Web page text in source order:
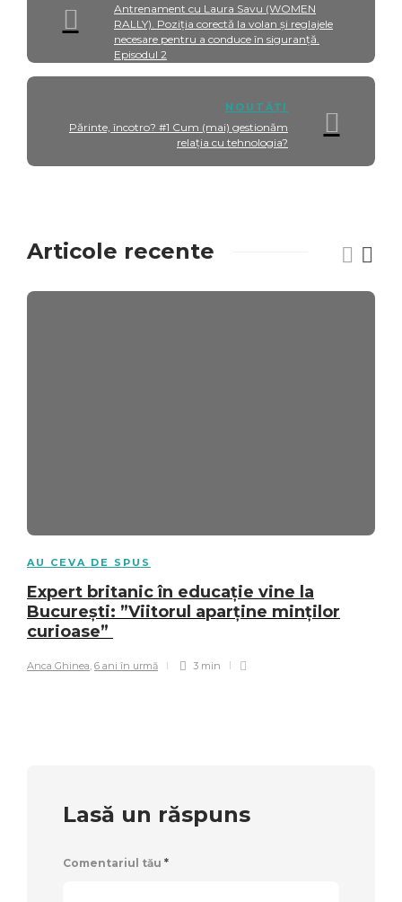
Antrenament cu Laura Savu (WOMEN
RALLY). Poziția corectă la volan și reglajele
necesare pentru a conduce în siguranță.
Episodul 2
NOUTĂȚI
Părinte, încotro? #1 Cum (mai) gestionăm
relaţia cu tehnologia?
Articole recente
AU CEVA DE SPUS
Expert britanic în educație vine la
București: ”Viitorul aparține minților
curioase”
Anca Ghinea 6 ani în urmă 3 min
Lasă un răspuns
Comentariul tău *